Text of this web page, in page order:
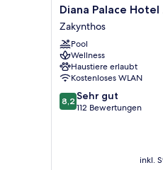
Diana
Palace
Hotel
Zakynthos
Zakynthos
Diana Palace
Zakynthos
Pool
Wellness
Haustiere erlaubt
Kostenloses WLAN
8.2
von
8,2 Sehr gut
112 Bewertungen
inkl.